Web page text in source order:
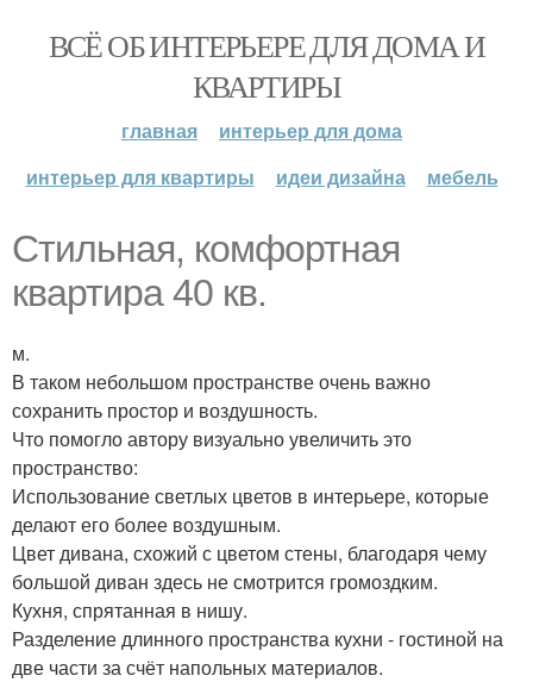
ВСЁ ОБ ИНТЕРЬЕРЕ ДЛЯ ДОМА И
КВАРТИРЫ
главная
интерьер для дома
интерьер для квартиры
идеи дизайна мебель
Стильная, комфортная
квартира 40 кв.
м.
В таком небольшом пространстве очень важно
сохранить простор и воздушность.
Что помогло автору визуально увеличить это
пространство:
Использование светлых цветов в интерьере, которые
делают его более воздушным.
Цвет дивана, схожий с цветом стены, благодаря чему
большой диван здесь не смотрится громоздким.
Кухня, спрятанная в нишу.
Разделение длинного пространства кухни - гостиной на
две части за счёт напольных материалов.